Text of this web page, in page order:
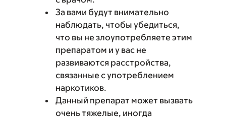
За вами будут внимательно
наблюдать, чтобы убедиться,
что вы не злоупотребляете этим
препаратом и у вас не
развиваются расстройства,
связанные с употреблением
наркотиков.
Данный препарат может вызвать
очень тяжелые, иногда